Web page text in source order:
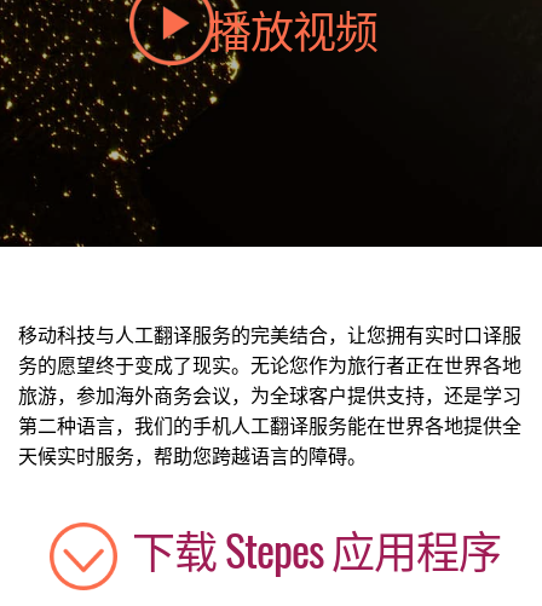
播放视频
移动科技与人工翻译服务的完美结合，让您拥有实时口译服
务的愿望终于变成了现实。无论您作为旅行者正在世界各地
旅游，参加海外商务会议，为全球客户提供支持，还是学习
第二种语言，我们的手机人工翻译服务能在世界各地提供全
天候实时服务，帮助您跨越语言的障碍。
下载 Stepes 应用程序